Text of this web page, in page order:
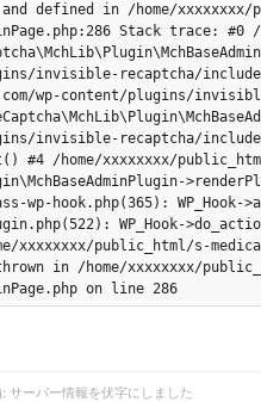
defined in /home/
Stack trace: #0
invisible-recaptcha/
wp-content/plugins/
invisible-recaptcha/
#4 /home/xxxxxxxx/
wp-hook.php(365):
WP_Hook-
xxxxxxxx/public_html/s-
in /home/xxxxxxxx/
on line 286
サーバー情報を伏字にしました